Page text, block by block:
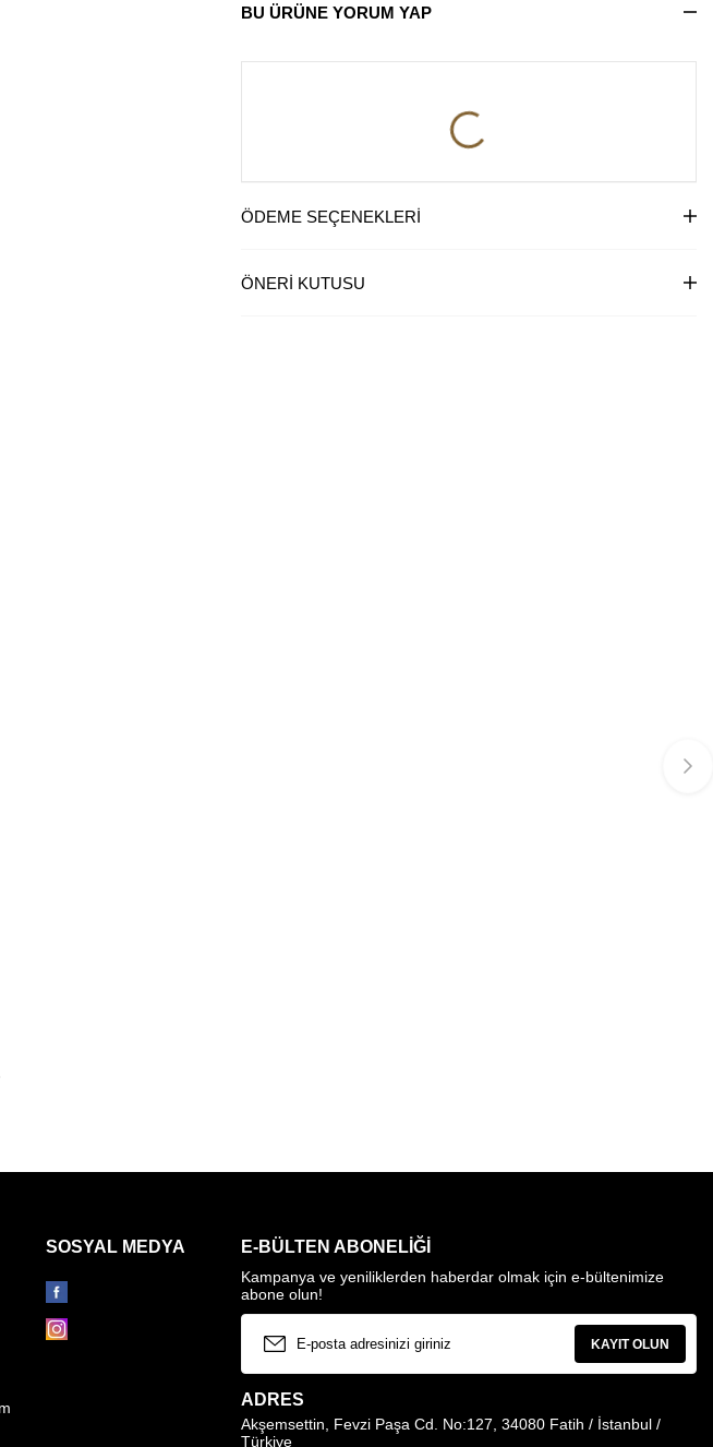
BU ÜRÜNE YORUM YAP
ÖDEME SEÇENEKLERI
ÖNERI KUTUSU
SOSYAL MEDYA E-BÜLTEN ABONELIĞI
Kampanya ve yeniliklerden haberdar olmak için e-bültenimize
abone olun!
KAYIT OLUN
ADRES
Akşemsettin, Fevzi Paşa Cd. No:127, 34080 Fatih / İstanbul /
Türkiye